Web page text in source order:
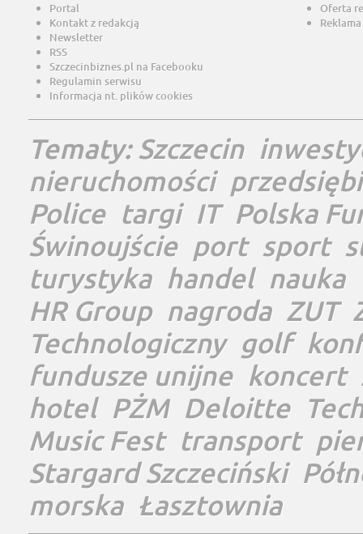
Portal
Kontakt z redakcją
Newsletter
RSS
Szczecinbiznes.pl na Facebooku
Regulamin serwisu
Informacja nt. plików cookies
Oferta
Tematy:Szczecin
nieruchomości
Police targi IT Polska
Świnoujście port sport
turystyka handel nauka
HR Group nagroda ZUT
Technologiczny golf
fundusze unijne koncert
hotel PŻM Deloitte
Music Fest transport
Stargard Szczeciński
morska Łasztownia